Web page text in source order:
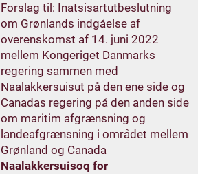
Forslag til: Inatsisartutbeslutning
om Grønlands indgåelse af
overenskomst af 14. juni 2022
mellem Kongeriget Danmarks
regering sammen med
Naalakkersuisut på den ene side og
Canadas regering på den anden side
om maritim afgrænsning og
landeafgrænsning i området mellem
Grønland og Canada
Naalakkersuisoq for